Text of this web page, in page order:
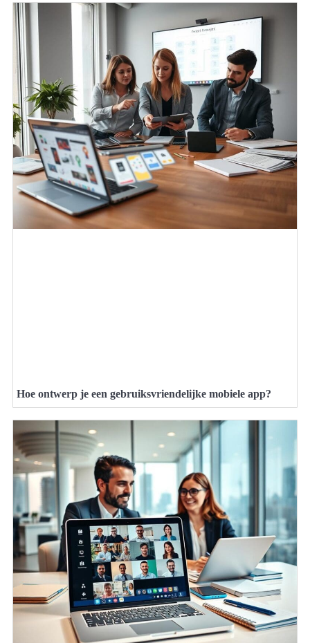
Hoe ontwerp je een gebruiksvriendelijke mobiele app?